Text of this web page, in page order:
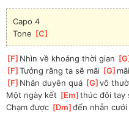
Capo 4
Tone [C
[F ]Nhìn về khoảng thời gian [G
[F ]
Tưởng rằng ta sẽ mãi [G ]
[F ]Nhân duyên quá [G ]
vô
Một ngày kết [Em ]thúc đôi tay
Chạm được [Dm ]
đến nhẫn cưới